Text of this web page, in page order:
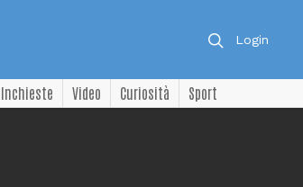
Login
Inchieste Video Curiosità
Sport